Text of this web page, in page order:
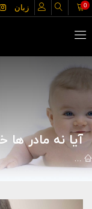
زبان 0
خانه و